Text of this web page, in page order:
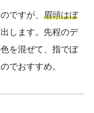
ですが、 眉頭はぼ
します。先程のデ
を混ぜて、指でぼ
でおすすめ。